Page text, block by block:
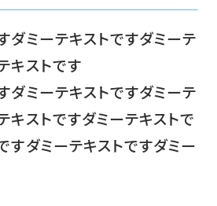
ダミーテキストですダミーテ
キストです
ダミーテキストですダミーテ
キストですダミーテキストで
すダミーテキストですダミー